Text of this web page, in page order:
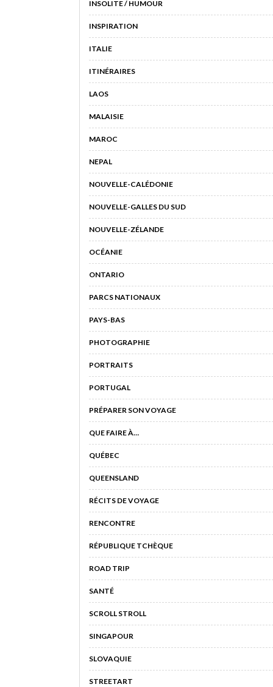
INSOLITE / HUMOUR
INSPIRATION
ITALIE
ITINÉRAIRES
LAOS
MALAISIE
MAROC
NEPAL
NOUVELLE-CALÉDONIE
NOUVELLE-GALLES DU SUD
NOUVELLE-ZÉLANDE
OCÉANIE
ONTARIO
PARCS NATIONAUX
PAYS-BAS
PHOTOGRAPHIE
PORTRAITS
PORTUGAL
PRÉPARER SON VOYAGE
QUE FAIRE À…
QUÉBEC
QUEENSLAND
RÉCITS DE VOYAGE
RENCONTRE
RÉPUBLIQUE TCHÈQUE
ROAD TRIP
SANTÉ
SCROLL STROLL
SINGAPOUR
SLOVAQUIE
STREETART